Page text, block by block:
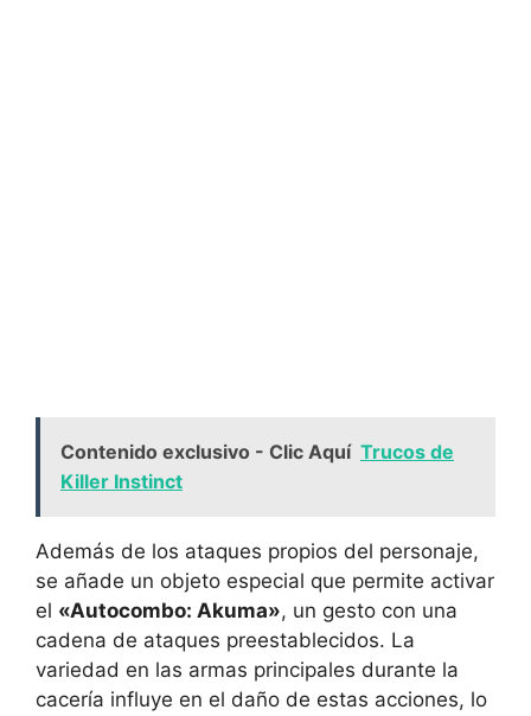
Contenido exclusivo - Clic Aquí Trucos de
Killer Instinct
Además de los ataques propios del personaje,
se añade un objeto especial que permite activar
el «Autocombo: Akuma», un gesto con una
cadena de ataques preestablecidos. La
variedad en las armas principales durante la
cacería influye en el daño de estas acciones, lo